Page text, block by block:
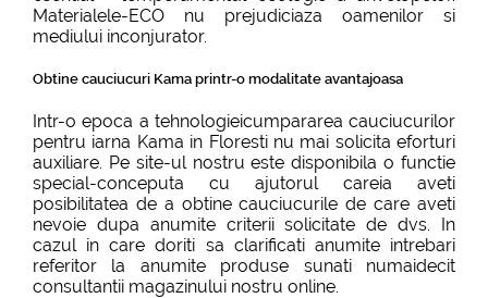
Materialele-ECO nu prejudiciaza oamenilor si
mediului inconjurator.
Obtine cauciucuri Kama printr-o modalitate avantajoasa
Intr-o epoca a tehnologieicumpararea cauciucurilor
pentru iarna Kama in Floresti nu mai solicita eforturi
auxiliare. Pe site-ul nostru este disponibila o functie
special-conceputa cu ajutorul careia aveti
posibilitatea de a obtine cauciucurile de care aveti
nevoie dupa anumite criterii solicitate de dvs. In
cazul in care doriti sa clarificati anumite intrebari
referitor la anumite produse sunati numaidecit
consultantii magazinului nostru online.